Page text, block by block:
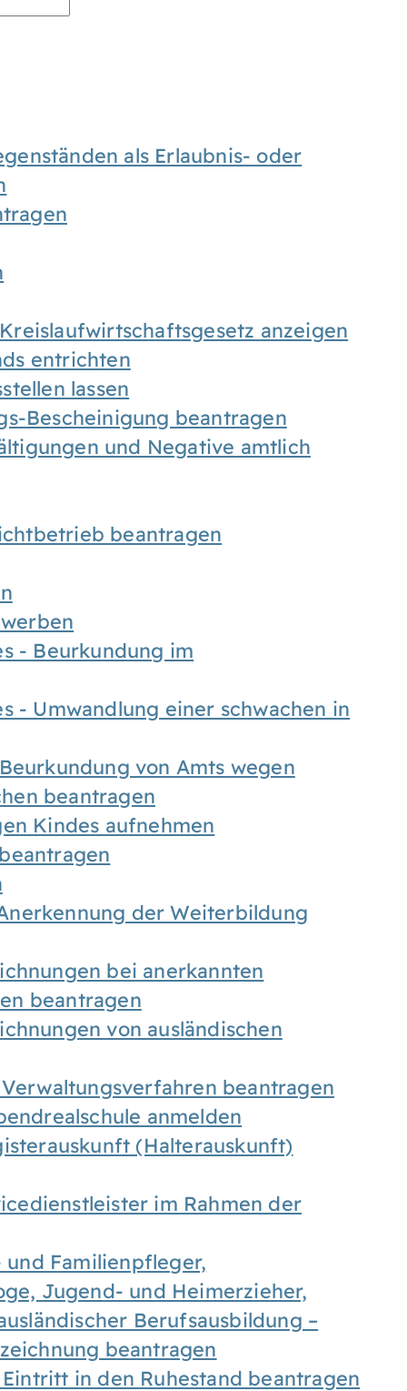
als Erlaubnis- oder
anzeigen
entrichten
lassen
Bescheinigung beantragen
und Negative amtlich
beantragen
- Beurkundung im
- Umwandlung einer schwachen in
von Amts wegen
beantragen
Kindes aufnehmen
der Weiterbildung
bei anerkannten
beantragen
von ausländischen
beantragen
anmelden
(Halterauskunft)
im Rahmen der
Familienpfleger,
Jugend- und Heimerzieher,
Berufsausbildung –
beantragen
in den Ruhestand beantragen